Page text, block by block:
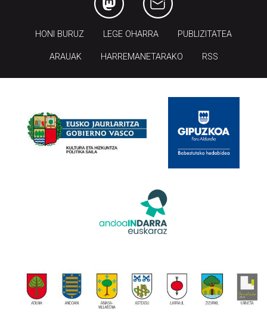
HONI BURUZ LEGE OHARRA PUBLIZITATEA
ARAUAK HARREMANETARAKO RSS